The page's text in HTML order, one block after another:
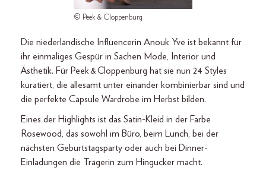
© Peek & Cloppenburg
Die niederländische Influencerin Anouk Yve ist bekannt für
ihr einmaliges Gespür in Sachen Mode, Interior und
Ästhetik. Für Peek & Cloppenburg hat sie nun 24 Styles
kuratiert, die allesamt unter einander kombinierbar sind und
die perfekte Capsule Wardrobe im Herbst bilden.
Eines der Highlights ist das Satin-Kleid in der Farbe
Rosewood, das sowohl im Büro, beim Lunch, bei der
nächsten Geburtstagsparty oder auch bei Dinner-
Einladungen die Trägerin zum Hingucker macht.